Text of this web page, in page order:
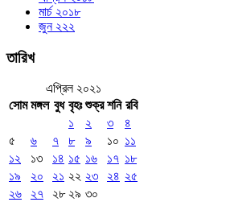
মার্চ ২০১৮
জুন ২২২
তারিখ
এপ্রিল ২০২১
সোম মঙ্গল বুধ বৃহঃ শুক্র শনি রবি
১ ২ ৩
৪
৫
৬ ৭ ৮ ৯ ১০ ১১
১২
১৩ ১৪ ১৫ ১৬ ১৭ ১৮
১৯
২০ ২১ ২২ ২৩ ২৪ ২৫
২৬
২৭ ২৮ ২৯ ৩০